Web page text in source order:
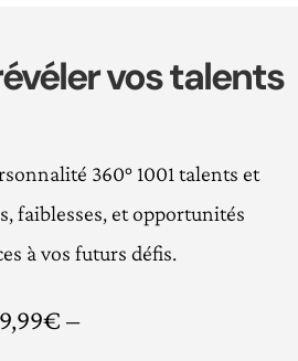
vos talents
360° 1001 talents et
faiblesses, et opportunités
à vos futurs défis.
–